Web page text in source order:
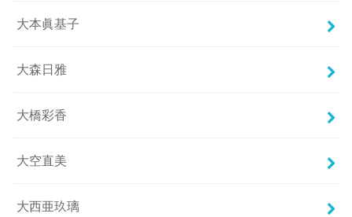
大本眞基子
大森日雅
大橋彩香
大空直美
大西亜玖璃